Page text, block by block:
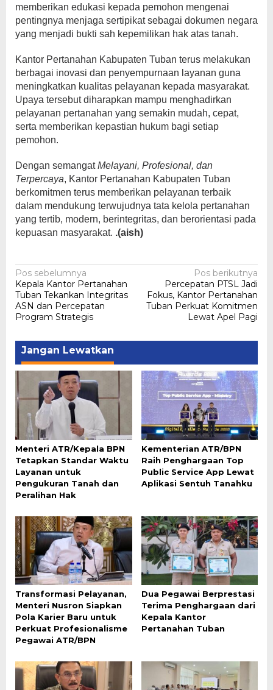
memberikan edukasi kepada pemohon mengenai
pentingnya menjaga sertipikat sebagai dokumen negara
yang menjadi bukti sah kepemilikan hak atas tanah.
Kantor Pertanahan Kabupaten Tuban terus melakukan
berbagai inovasi dan penyempurnaan layanan guna
meningkatkan kualitas pelayanan kepada masyarakat.
Upaya tersebut diharapkan mampu menghadirkan
pelayanan pertanahan yang semakin mudah, cepat,
serta memberikan kepastian hukum bagi setiap
pemohon.
Dengan semangatMelayani, Profesional, dan
Terpercaya, Kantor Pertanahan Kabupaten Tuban
berkomitmen terus memberikan pelayanan terbaik
dalam mendukung terwujudnya tata kelola pertanahan
yang tertib, modern, berintegritas, dan berorientasi pada
kepuasan masyarakat. .(aish)
Navigasi
pos
Pos sebelumnya
Kepala Kantor Pertanahan
Tuban Tekankan Integritas
ASN dan Percepatan
Program Strategis
Pos berikutnya
Percepatan PTSL Jadi
Fokus, Kantor Pertanahan
Tuban Perkuat Komitmen
Lewat Apel Pagi
Jangan Lewatkan
Menteri ATR/Kepala BPN
Tetapkan Standar Waktu
Layanan untuk
Pengukuran Tanah dan
Peralihan Hak
Kementerian ATR/BPN
Raih Penghargaan Top
Public Service App Lewat
Aplikasi Sentuh Tanahku
Transformasi Pelayanan,
Menteri Nusron Siapkan
Pola Karier Baru untuk
Perkuat Profesionalisme
Pegawai ATR/BPN
Dua Pegawai Berprestasi
Terima Penghargaan dari
Kepala Kantor
Pertanahan Tuban